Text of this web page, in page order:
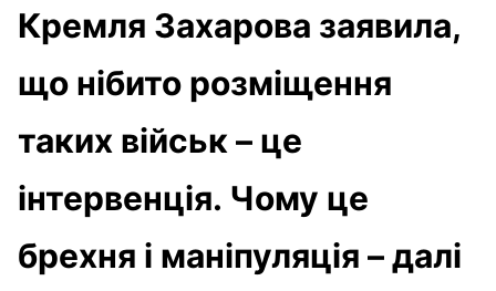
Кремля Захарова заявила,
що нібито розміщення
таких військ – це
інтервенція. Чому це
брехня і маніпуляція – далі